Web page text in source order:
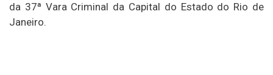
da 37ª Vara Criminal da Capital do Estado do Rio de
Janeiro.